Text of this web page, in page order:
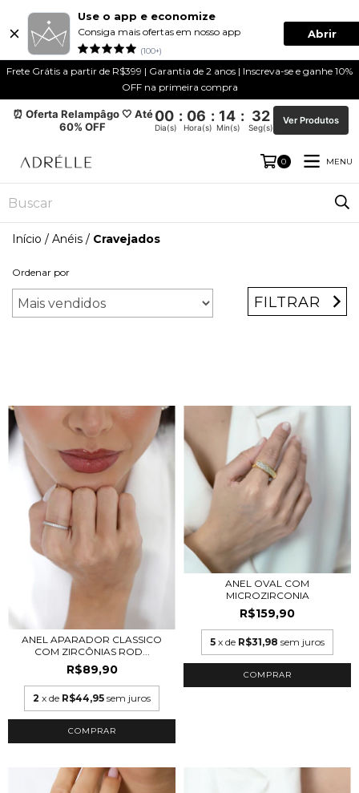
Use o app e economize
Consiga mais ofertas em nosso app
(100+)
Abrir
Frete Grátis a partir de R$399 | Garantia de 2 anos | Inscreva-se e ganhe 10%
OFF na primeira compra
⏰ Oferta Relampâgo 🤍 Até
60% OFF
00 : 06 : 14 : 32
Dia(s) Hora(s) Min(s) Seg(s)
Ver Produtos
0 MENU
Início / Anéis / Cravejados
Ordenar por
FILTRAR
ANEL APARADOR CLASSICO
COM ZIRCÔNIAS ROD...
R$89,90
2 x de R$44,95 sem juros
COMPRAR
ANEL OVAL COM
MICROZIRCONIA
R$159,90
5 x de R$31,98 sem juros
COMPRAR